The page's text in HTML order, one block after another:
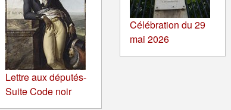
Lettre aux députés-
Suite Code noir
Célébration du 29
mai 2026